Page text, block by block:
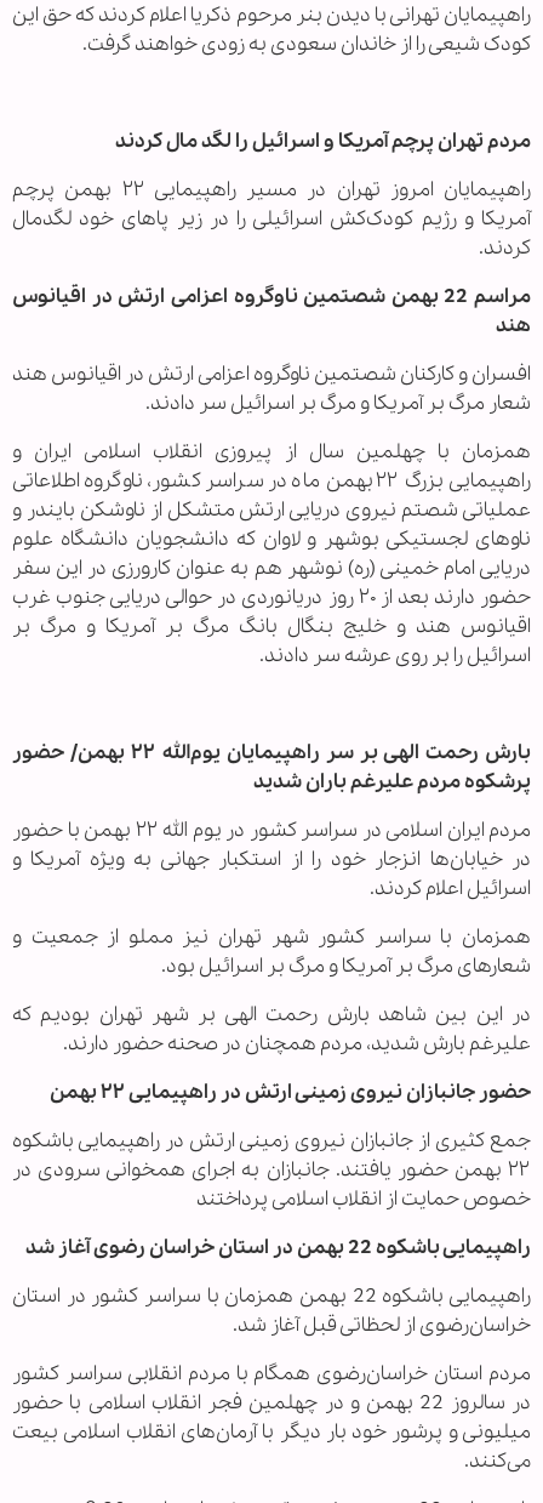
راهپیمایان تهرانی با دیدن بنر مرحوم ذکریا اعلام کردند که حق این
کودک شیعی را از خاندان سعودی به زودی خواهند گرفت.
مردم تهران پرچم آمریکا و اسرائیل را لگد مال کردند
راهپیمایان امروز تهران در مسیر راهپیمایی ۲۲ بهمن پرچم
آمریکا و رژیم کودک‌کش اسرائیلی را در زیر پاهای خود لگدمال
کردند.
مراسم 22 بهمن شصتمین ناوگروه اعزامی ارتش در اقیانوس
هند
افسران و کارکنان شصتمین ناوگروه اعزامی ارتش در اقیانوس هند
شعار مرگ بر آمریکا و مرگ بر اسرائیل سر دادند.
همزمان با چهلمین سال از پیروزی انقلاب اسلامی ایران و
راهپیمایی بزرگ ۲۲بهمن ماه در سراسر کشور، ناوگروه اطلاعاتی
عملیاتی شصتم نیروی دریایی ارتش متشکل از ناوشکن بایندر و
ناوهای لجستیکی بوشهر و لاوان که دانشجویان دانشگاه علوم
دریایی امام خمینی (ره) نوشهر هم به عنوان کارورزی در این سفر
حضور دارند بعد از ۲۰ روز دریانوردی در حوالی دریایی جنوب غرب
اقیانوس هند و خلیج بنگال بانگ مرگ بر آمریکا و مرگ بر
اسرائیل را بر روی عرشه سر دادند.
بارش رحمت الهی بر سر راهپیمایان یوم‌الله ۲۲ بهمن/ حضور
پرشکوه مردم علیرغم باران شدید
مردم ایران اسلامی در سراسر کشور در یوم الله ۲۲ بهمن با حضور
در خیابان‌ها انزجار خود را از استکبار جهانی به ویژه آمریکا و
اسرائیل اعلام کردند.
همزمان با سراسر کشور شهر تهران نیز مملو از جمعیت و
شعارهای مرگ بر آمریکا و مرگ بر اسرائیل بود.
در این بین شاهد بارش رحمت الهی بر شهر تهران بودیم که
علیرغم بارش شدید، مردم همچنان در صحنه حضور دارند.
حضور جانبازان نیروی زمینی ارتش در راهپیمایی ۲۲ بهمن
جمع کثیری از جانبازان نیروی زمینی ارتش در راهپیمایی باشکوه
۲۲ بهمن حضور یافتند. جانبازان به اجرای همخوانی سرودی در
خصوص حمایت از انقلاب اسلامی پرداختند
راهپیمایی باشکوه 22 بهمن در استان خراسان‌ رضوی آغاز شد
راهپیمایی باشکوه 22 بهمن همزمان با سراسر کشور در استان
خراسان‌رضوی از لحظاتی قبل آغاز شد.
مردم استان خراسان‌رضوی همگام با مردم انقلابی سراسر کشور
در سالروز 22 بهمن و در چهلمین فجر انقلاب اسلامی با حضور
میلیونی و پرشور خود بار دیگر با آرمان‌های انقلاب اسلامی بیعت
می‌کنند.